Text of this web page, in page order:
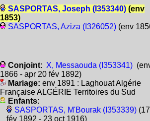
SASPORTAS, Joseph (I353340)(env
1853)
SASPORTAS, Aziza (I326052)(env
Conjoint: X, Messaouda (I353341)
1866 - apr 20 fév 1892)
Mariage: env 1891 : Laghouat Algérie
Française ALGÉRIE Territoires du Sud
Enfants:
SASPORTAS, M'Bourak (I353339)(17
fév 1892 - 23 oct 1916)